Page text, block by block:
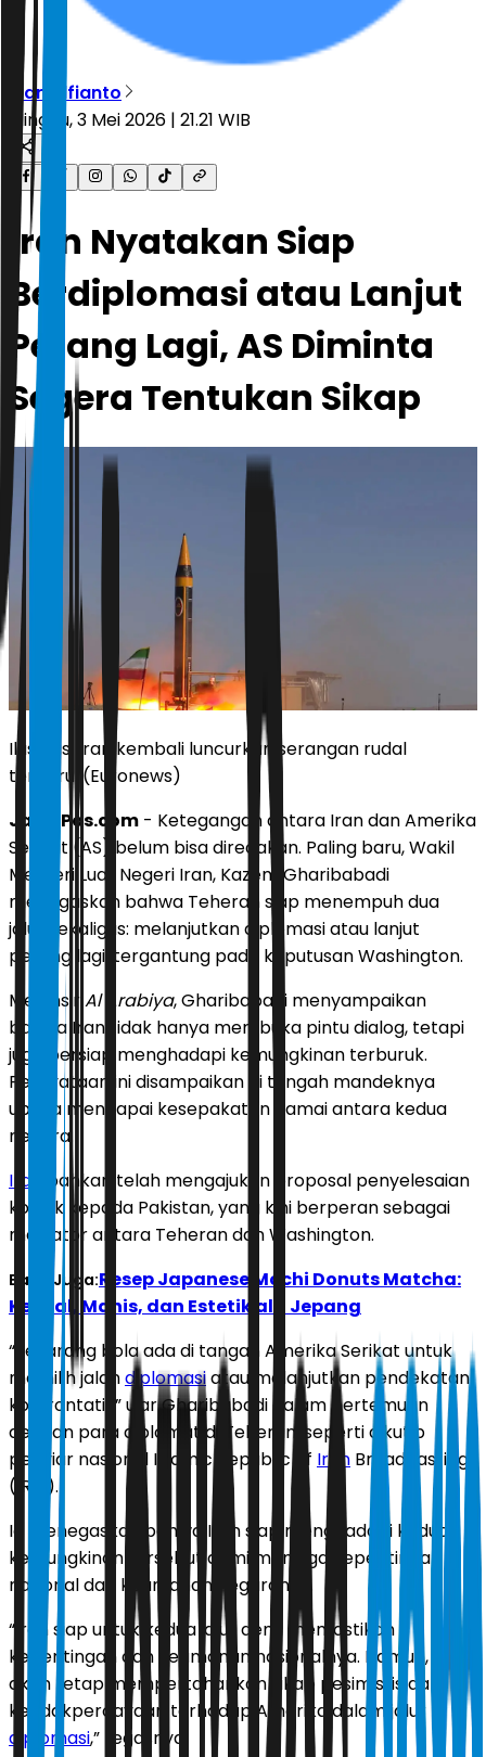
Rian Alfianto
Minggu, 3 Mei 2026 | 21.21 WIB
Iran Nyatakan Siap
Berdiplomasi atau Lanjut
Perang Lagi, AS Diminta
Segera Tentukan Sikap
Ilustrasi Iran kembali luncurkan serangan rudal
terbaru. (Euronews)
JawaPos.com - Ketegangan antara Iran dan Amerika
Serikat (AS) belum bisa diredakan. Paling baru, Wakil
Menteri Luar Negeri Iran, Kazem Gharibabadi
menegaskan bahwa Teheran siap menempuh dua
jalur sekaligus: melanjutkan diplomasi atau lanjut
perang lagi, tergantung pada keputusan Washington.
MelansirAl Arabiya, Gharibabadi menyampaikan
bahwa Iran tidak hanya membuka pintu dialog, tetapi
juga bersiap menghadapi kemungkinan terburuk.
Pernyataan ini disampaikan di tengah mandeknya
upaya mencapai kesepakatan damai antara kedua
negara.
Iran
bahkan telah mengajukan proposal penyelesaian
konflik kepada Pakistan, yang kini berperan sebagai
mediator antara Teheran dan Washington.
Baca Juga:Resep Japanese Mochi Donuts Matcha:
Kenyal, Manis, dan Estetik ala Jepang
“Sekarang bola ada di tangan Amerika Serikat untuk
memilih jalandiplomasiatau melanjutkan pendekatan
konfrontatif,” ujar Gharibabadi dalam pertemuan
dengan para diplomat di Teheran, seperti dikutip
penyiar nasional Islamic Republic of Iran Broadcasting
(IRIB).
Ia menegaskan bahwa Iran siap menghadapi kedua
kemungkinan tersebut demi menjaga kepentingan
nasional dan keamanan negaranya.
“Iran siap untuk kedua jalur demi memastikan
kepentingan dan keamanan nasionalnya. Namun, kami
akan tetap mempertahankan sikap pesimistis dan
ketidakpercayaan terhadap Amerika dalam jalur
diplomasi,” tegasnya.